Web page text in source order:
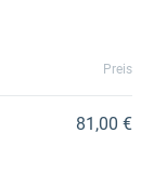
Preis
81,00 €